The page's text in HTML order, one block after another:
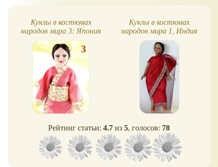
Куклы в костюмах
народов мира 3: Япония
Куклы в костюмах
народов мира 1, Индия
Рейтинг статьи: 4.7 из 5, голосов: 78